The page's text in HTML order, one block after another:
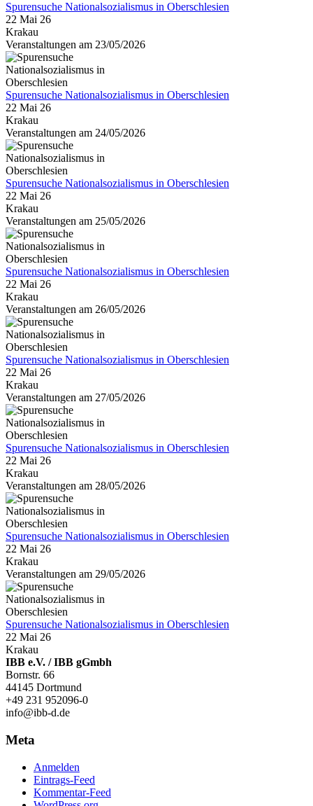
Spurensuche Nationalsozialismus in Oberschlesien
22 Mai 26
Krakau
Veranstaltungen am 23/05/2026
Spurensuche Nationalsozialismus in Oberschlesien
22 Mai 26
Krakau
Veranstaltungen am 24/05/2026
Spurensuche Nationalsozialismus in Oberschlesien
22 Mai 26
Krakau
Veranstaltungen am 25/05/2026
Spurensuche Nationalsozialismus in Oberschlesien
22 Mai 26
Krakau
Veranstaltungen am 26/05/2026
Spurensuche Nationalsozialismus in Oberschlesien
22 Mai 26
Krakau
Veranstaltungen am 27/05/2026
Spurensuche Nationalsozialismus in Oberschlesien
22 Mai 26
Krakau
Veranstaltungen am 28/05/2026
Spurensuche Nationalsozialismus in Oberschlesien
22 Mai 26
Krakau
Veranstaltungen am 29/05/2026
Spurensuche Nationalsozialismus in Oberschlesien
22 Mai 26
Krakau
IBB e.V. / IBB gGmbh
Bornstr. 66
44145 Dortmund
+49 231 952096-0
info@ibb-d.de
Meta
Anmelden
Eintrags-Feed
Kommentar-Feed